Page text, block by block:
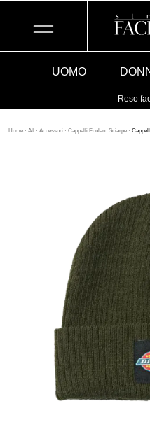
UOMO
Reso
Home · All · Accessori · Cappelli Foulard Sciarpe ·